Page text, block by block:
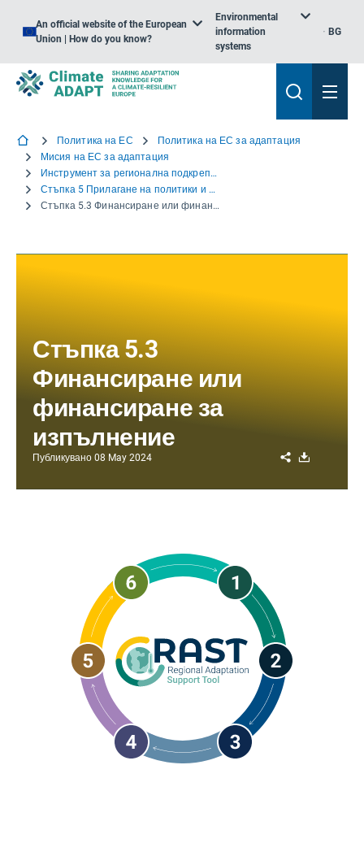
An official website of the European
Union | How do you know?
Environmental
information
systems
BG
Политика на ЕС
Политика на ЕС за адаптация
Мисия на ЕС за адаптация
Инструмент за регионална подкрепа за адаптиране
Стъпка 5 Прилагане на политики и действия за адаптиране
Стъпка 5.3 Финансиране или финансиране за изпълнение
Стъпка 5.3
Финансиране или
финансиране за
изпълнение
Публикувано 08 May 2024 Share